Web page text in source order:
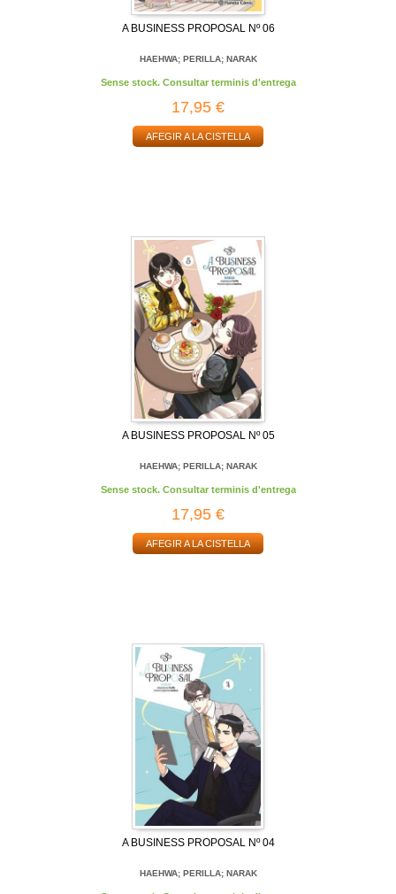
A BUSINESS PROPOSAL Nº 06
HAEHWA; PERILLA; NARAK
Sense stock. Consultar terminis d'entrega
17,95 €
AFEGIR A LA CISTELLA
A BUSINESS PROPOSAL Nº 05
HAEHWA; PERILLA; NARAK
Sense stock. Consultar terminis d'entrega
17,95 €
AFEGIR A LA CISTELLA
A BUSINESS PROPOSAL Nº 04
HAEHWA; PERILLA; NARAK